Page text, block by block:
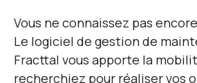
Vous ne connaissez pas encore
Le logiciel de gestion de
Fracttal vous apporte la
recherchiez pour réaliser vos